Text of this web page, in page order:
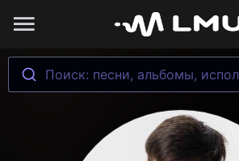
Поиск: песни, альбомы,